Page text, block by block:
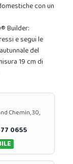
con un
Builder:
e segui le
del
19 cm di
Chemin, 30,
0655